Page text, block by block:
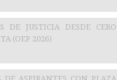
DE JUSTICIA DESDE CERO
(OEP 2026)